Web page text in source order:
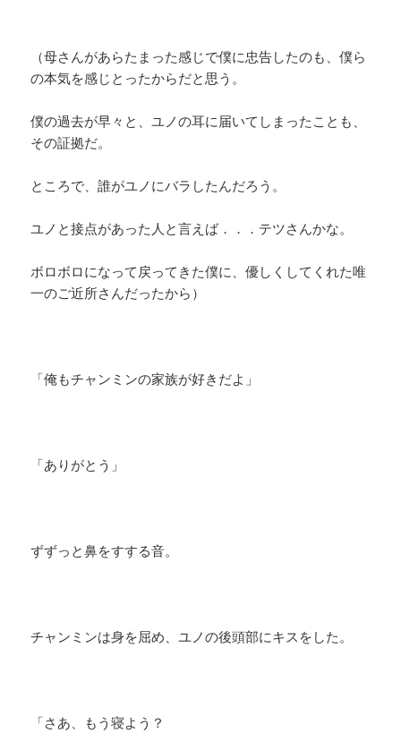
（母さんがあらたまった感じで僕に忠告したのも、僕ら
の本気を感じとったからだと思う。
僕の過去が早々と、ユノの耳に届いてしまったことも、
その証拠だ。
ところで、誰がユノにバラしたんだろう。
ユノと接点があった人と言えば．．．テツさんかな。
ボロボロになって戻ってきた僕に、優しくしてくれた唯
一のご近所さんだったから）
「俺もチャンミンの家族が好きだよ」
「ありがとう」
ずずっと鼻をすする音。
チャンミンは身を屈め、ユノの後頭部にキスをした。
「さあ、もう寝よう？